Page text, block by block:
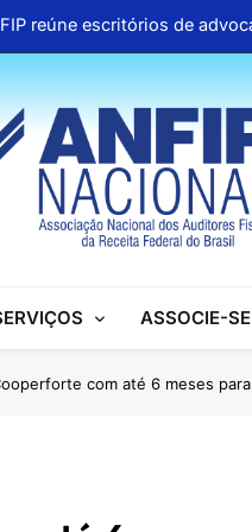
reúne escritórios de
Honras a um gigante
Pública organiza
reúne escritórios de
Pública organiza
ASSOCIE-SE
com até 6 meses para